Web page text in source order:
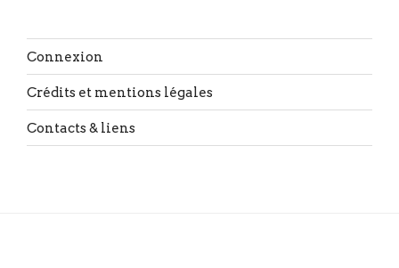
Connexion
Crédits et mentions légales
Contacts & liens